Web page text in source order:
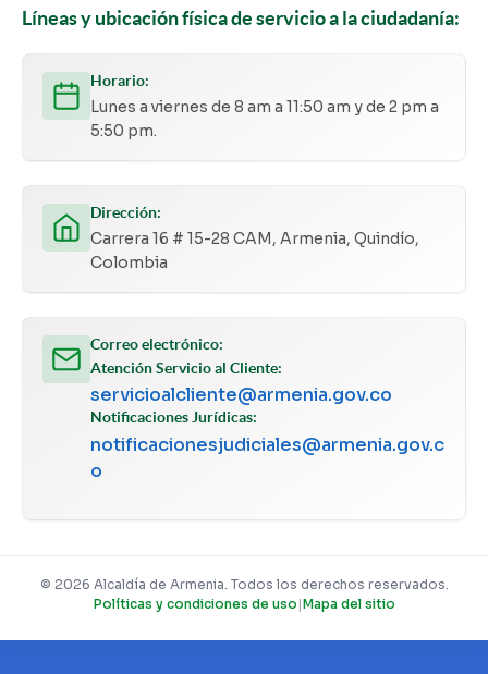
Líneas y ubicación física de servicio a la ciudadanía:
Horario:
Lunes a viernes de 8 am a 11:50 am y de 2 pm a
5:50 pm.
Dirección:
Carrera 16 # 15-28 CAM, Armenia, Quindío,
Colombia
Correo electrónico:
Atención Servicio al Cliente:
servicioalcliente@armenia.gov.co
Notificaciones Jurídicas:
notificacionesjudiciales@armenia.gov.c
o
© 2026 Alcaldía de Armenia. Todos los derechos reservados.
Políticas y condiciones de uso |Mapa del sitio